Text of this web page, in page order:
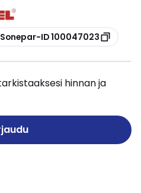
Sonepar-ID 100047023
hinnan ja